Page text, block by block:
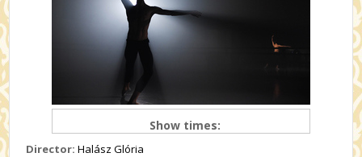
Show times:
Director: Halász Glória